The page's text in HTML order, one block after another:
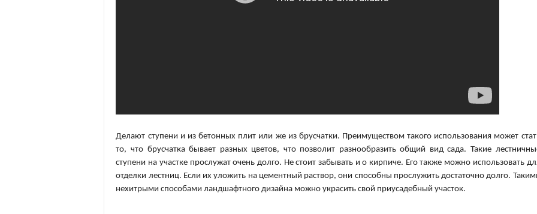
Делают ступени и из бетонных плит или же из брусчатки. Преимуществом такого использования может
то, что брусчатка бывает разных цветов, что позволит разнообразить общий вид сада. Такие
ступени на участке прослужат очень долго. Не стоит забывать и о кирпиче. Его также можно использовать
отделки лестниц. Если их уложить на цементный раствор, они способны прослужить достаточно долго.
нехитрыми способами ландшафтного дизайна можно украсить свой приусадебный участок.